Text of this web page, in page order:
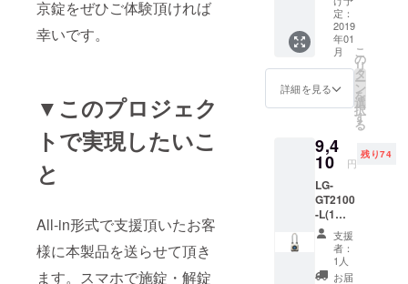
京錠をぜひご体験頂ければ
幸いです。
▼このプロジェク
トで実現したいこ
と
All-in形式で支援頂いたお客
様に本製品を送らせて頂き
ます。スマホで施錠・解錠
「8%」
OFF！
販売価
格：
9690円
（税
込）
⇒
（税
込）
定：
2019
年01
月
詳細を見る
こ
の
リ
タ
ー
ン
を
選
択
す
る
9,4
10 円
残り74
LG-
GT2100
-L(1
台）
キャン
プファ
イヤ特
支援
者：
1人
お届